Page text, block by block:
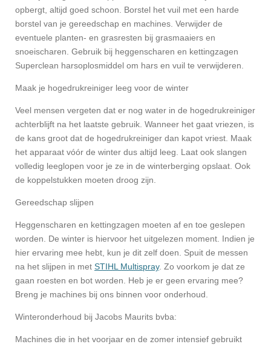
opbergt, altijd goed schoon. Borstel het vuil met een harde
borstel van je gereedschap en machines. Verwijder de
eventuele planten- en grasresten bij grasmaaiers en
snoeischaren. Gebruik bij heggenscharen en kettingzagen
Superclean harsoplosmiddel om hars en vuil te verwijderen.
Maak je hogedrukreiniger leeg voor de winter
Veel mensen vergeten dat er nog water in de hogedrukreiniger
achterblijft na het laatste gebruik. Wanneer het gaat vriezen, is
de kans groot dat de hogedrukreiniger dan kapot vriest. Maak
het apparaat vóór de winter dus altijd leeg. Laat ook slangen
volledig leeglopen voor je ze in de winterberging opslaat. Ook
de koppelstukken moeten droog zijn.
Gereedschap slijpen
Heggenscharen en kettingzagen moeten af en toe geslepen
worden. De winter is hiervoor het uitgelezen moment. Indien je
hier ervaring mee hebt, kun je dit zelf doen. Spuit de messen
na het slijpen in met STIHL Multispray. Zo voorkom je dat ze
gaan roesten en bot worden. Heb je er geen ervaring mee?
Breng je machines bij ons binnen voor onderhoud.
Winteronderhoud bij Jacobs Maurits bvba:
Machines die in het voorjaar en de zomer intensief gebruikt